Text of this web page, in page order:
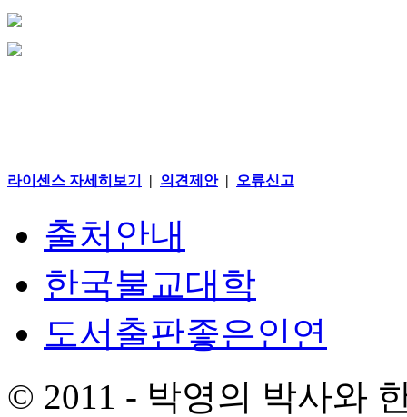
라이센스 자세히보기 | 의견제안| 오류신고
출처안내
한국불교대학
도서출판좋은인연
© 2011 - 박영의 박사와